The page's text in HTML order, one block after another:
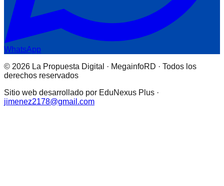
WhatsApp
© 2026 La Propuesta Digital · MegainfoRD · Todos los
derechos reservados
Sitio web desarrollado por EduNexus Plus ·
jimenez2178@gmail.com